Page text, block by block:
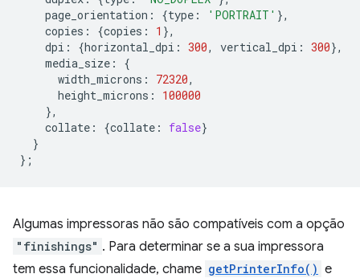
page_orientation : {type : 'PORTRAIT' },
copies : {copies : 1 },
dpi : {horizontal_dpi : 300, vertical_dpi : 300},
media_size :
{
width_microns : 72320,
height_microns :
100000
},
collate : {collate : false}
}
};
Algumas impressoras não são compatíveis com a opção
"finishings" . Para determinar se a sua impressora
tem essa funcionalidade, chame getPrinterInfo() e